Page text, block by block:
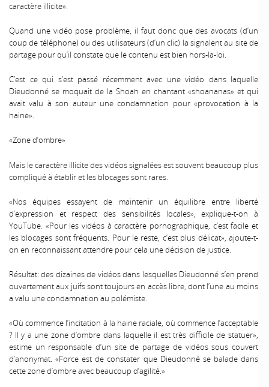
caractère illicite».
Quand une vidéo pose problème, il faut donc que des avocats (d’un
coup de téléphone) ou des utilisateurs (d’un clic) la signalent au site de
partage pour qu’il constate que le contenu est bien hors-la-loi.
C’est ce qui s’est passé récemment avec une vidéo dans laquelle
Dieudonné se moquait de la Shoah en chantant «shoananas» et qui
avait valu à son auteur une condamnation pour «provocation à la
haine».
«Zone d’ombre»
Mais le caractère illicite des vidéos signalées est souvent beaucoup plus
compliqué à établir et les blocages sont rares.
«Nos équipes essayent de maintenir un équilibre entre liberté
d’expression et respect des sensibilités locales», explique-t-on à
YouTube. «Pour les vidéos à caractère pornographique, c’est facile et
les blocages sont fréquents. Pour le reste, c’est plus délicat», ajoute-t-
on en reconnaissant attendre pour cela une décision de justice.
Résultat: des dizaines de vidéos dans lesquelles Dieudonné s’en prend
ouvertement aux juifs sont toujours en accès libre, dont l’une au moins
a valu une condamnation au polémiste.
«Où commence l’incitation à la haine raciale, où commence l’acceptable
? Il y a une zone d’ombre dans laquelle il est très difficile de statuer»,
estime un responsable d’un site de partage de vidéos sous couvert
d’anonymat. «Force est de constater que Dieudonné se balade dans
cette zone d’ombre avec beaucoup d’agilité.»